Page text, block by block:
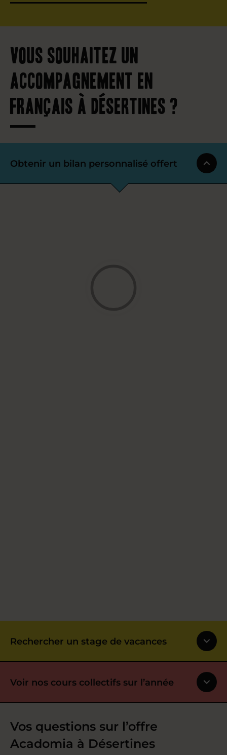
Vous souhaitez un
accompagnement en
français à Désertines ?
Obtenir un bilan personnalisé offert
Rechercher un stage de vacances
Voir nos cours collectifs sur l’année
Vos questions sur l’offre
Acadomia à Désertines